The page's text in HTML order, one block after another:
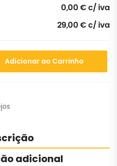
0,00 € c/ iva
29,00 € c/ iva
Adicionar ao Carrinho
adicional